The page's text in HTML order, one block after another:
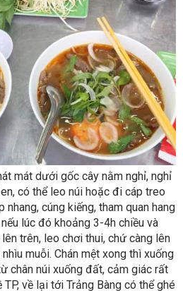
mát dưới gốc cây nằm nghỉ, nghỉ
có thể leo núi hoặc đi cáp treo
nhang, cúng kiếng, tham quan hang
lúc đó khoảng 3-4h chiều và
trên, leo chơi thui, chứ càng lên
muỗi. Chán mệt xong thì xuống
chân núi xuống đất, cảm giác rất
về lại tới Trảng Bàng có thể ghé